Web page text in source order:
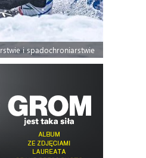
i spadochroniarstwie